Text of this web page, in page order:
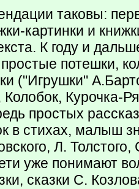
таковы:
картинки и
К году и
простые потешки,
("Игрушки"
Колобок, Курочка-
простых
в стихах, малыш
Л.
уже понимают
сказки С.